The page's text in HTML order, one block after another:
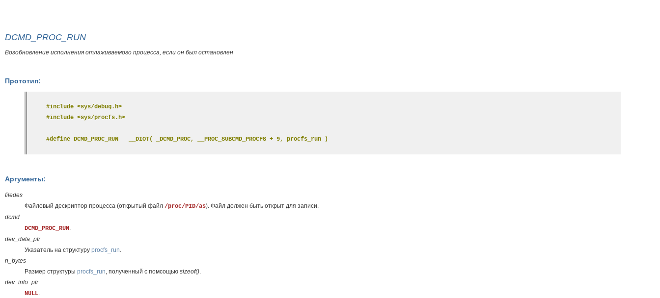
DCMD_PROC_RUN
Возобновление исполнения отлаживаемого процесса, если он был остановлен
Прототип:
#include <sys/debug.h>
#include <sys/procfs.h>
#define DCMD_PROC_RUN   __DIOT( _DCMD_PROC, __PROC_SUBCMD_PROCFS + 9, procfs_run )
Аргументы:
filedes
Файловый дескриптор процесса (открытый файл /proc/PID/as). Файл должен быть открыт для записи.
dcmd
DCMD_PROC_RUN.
dev_data_ptr
Указатель на структуру procfs_run.
n_bytes
Размер структуры procfs_run, полученный с помсощью sizeof().
dev_info_ptr
NULL.